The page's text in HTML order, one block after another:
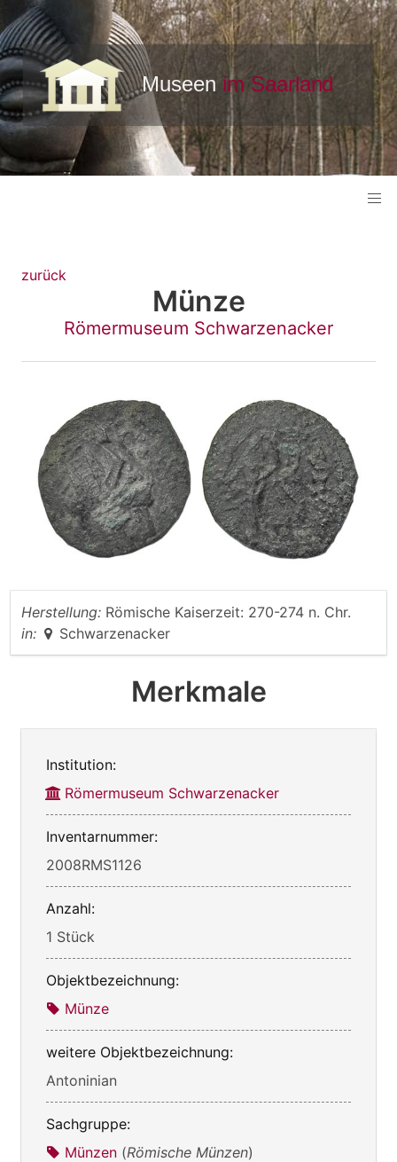
zurück
Münze
Römermuseum Schwarzenacker
Herstellung: Römische Kaiserzeit: 270-274 n. Chr.
in:
Schwarzenacker
Merkmale
Institution:
Römermuseum Schwarzenacker
Inventarnummer:
2008RMS1126
Anzahl:
1 Stück
Objektbezeichnung:
Münze
weitere Objektbezeichnung:
Antoninian
Sachgruppe:
Münzen (Römische Münzen)